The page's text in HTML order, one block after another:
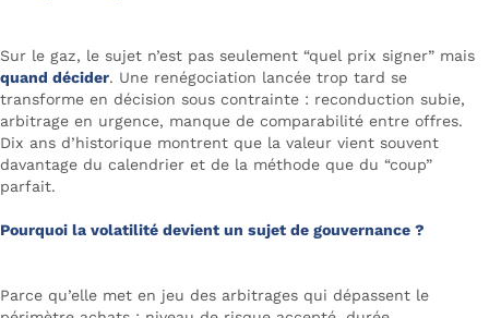
Sur le gaz, le sujet n’est pas seulement “quel prix signer” mais
quand décider. Une renégociation lancée trop tard se
transforme en décision sous contrainte : reconduction subie,
arbitrage en urgence, manque de comparabilité entre offres.
Dix ans d’historique montrent que la valeur vient souvent
davantage du calendrier et de la méthode que du “coup”
parfait.
Pourquoi la volatilité devient un sujet de gouvernance ?
Parce qu’elle met en jeu des arbitrages qui dépassent le